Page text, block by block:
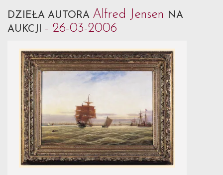
DZIEŁA AUTORA Alfred Jensen NA
AUKCJI - 26-03-2006